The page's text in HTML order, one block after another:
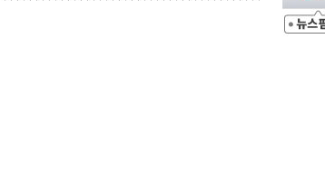
국제적 시민 연대로 목소리 내야"
나흘만에 숨진 채 발견
최대 3.5m 높은 물결